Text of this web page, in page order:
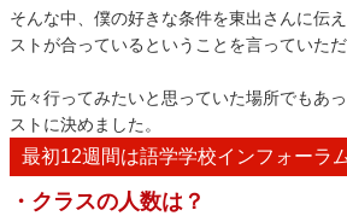
そんな中、僕の好きな条件を東出さんに伝
ストが合っているということを言っていただ
元々行ってみたいと思っていた場所でもあ
ストに決めました。
最初12週間は語学学校インフォーラ
・クラスの人数は？